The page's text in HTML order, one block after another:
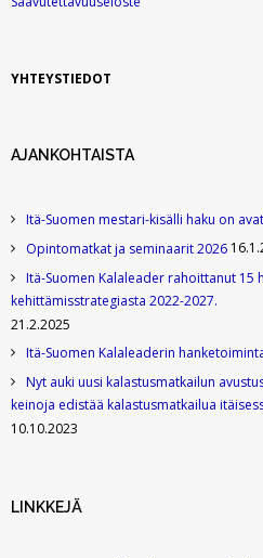
YHTEYSTIEDOT
AJANKOHTAISTA
Itä-Suomen mestari-kisälli haku on
Opintomatkat ja seminaarit 2026
Itä-Suomen Kalaleader rahoittanut 15
kehittämisstrategiasta 2022-2027.
21.2.2025
Itä-Suomen Kalaleaderin
Nyt auki uusi kalastusmatkailun
keinoja edistää kalastusmatkailua
10.10.2023
LINKKEJÄ